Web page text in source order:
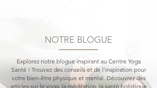
NOTRE BLOGUE
Explorez notre blogue inspirant au Centre Yoga
Santé ! Trouvez des conseils et de l'inspiration pour
votre bien-être physique et mental. Découvrez des
articles sur le yoga, la méditation, la santé holistique